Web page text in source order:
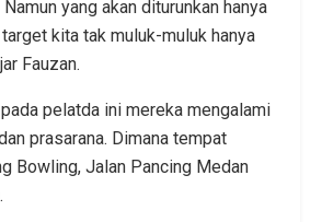
yang akan diturunkan hanya
kita tak muluk-muluk hanya
Fauzan.
pelatda ini mereka mengalami
prasarana. Dimana tempat
Bowling, Jalan Pancing Medan